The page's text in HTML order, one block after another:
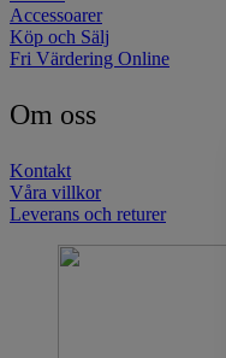
Accessoarer
Köp och Sälj
Fri Värdering Online
Om oss
Kontakt
Våra villkor
Leverans och returer